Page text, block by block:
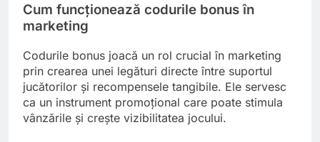
Cum funcționează codurile bonus în
marketing
Codurile bonus joacă un rol crucial în marketing
prin crearea unei legături directe între suportul
jucătorilor și recompensele tangibile. Ele servesc
ca un instrument promoțional care poate stimula
vânzările și crește vizibilitatea jocului.